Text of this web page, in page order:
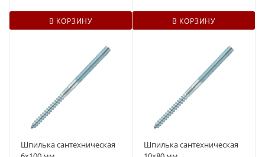
В КОРЗИНУ В КОРЗИНУ
Шпилька сантехническая
Шпилька сантехническая